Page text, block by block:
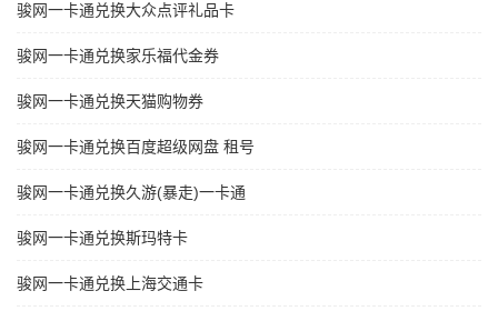
骏网一卡通兑换大众点评礼品卡
骏网一卡通兑换家乐福代金券
骏网一卡通兑换天猫购物券
骏网一卡通兑换百度超级网盘 租号
骏网一卡通兑换久游(暴走)一卡通
骏网一卡通兑换斯玛特卡
骏网一卡通兑换上海交通卡